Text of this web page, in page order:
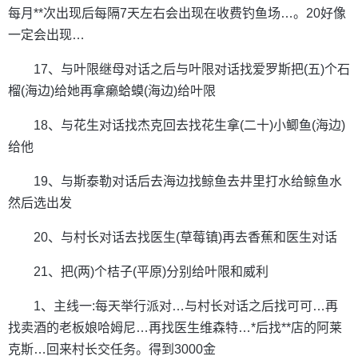
每月**次出现后每隔7天左右会出现在收费钓鱼场…。20好像
一定会出现…
17、与叶限继母对话之后与叶限对话找爱罗斯把(五)个石
榴(海边)给她再拿癞蛤蟆(海边)给叶限
18、与花生对话找杰克回去找花生拿(二十)小鲫鱼(海边)
给他
19、与斯泰勒对话后去海边找鲸鱼去井里打水给鲸鱼水
然后选出发
20、与村长对话去找医生(草莓镇)再去香蕉和医生对话
21、把(两)个桔子(平原)分别给叶限和威利
1、主线一:每天举行派对…与村长对话之后找可可…再
找卖酒的老板娘哈姆尼…再找医生维森特…*后找**店的阿莱
克斯…回来村长交任务。得到3000金